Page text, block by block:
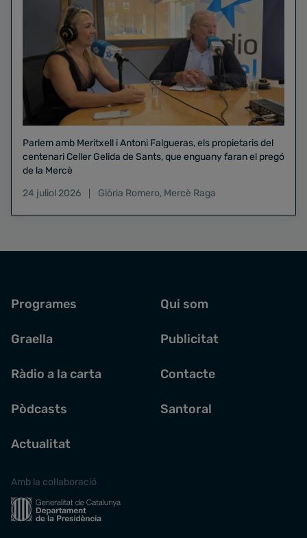
Parlem amb Meritxell i Antoni Falgueras, els propietaris del
centenari Celler Gelida de Sants, que enguany faran el pregó
de la Mercè
24 juliol 2026
Glòria Romero, Mercè Raga
Programes
Graella
Ràdio a la carta
Pòdcasts
Actualitat
Qui som
Publicitat
Contacte
Santoral
Amb la col·laboració